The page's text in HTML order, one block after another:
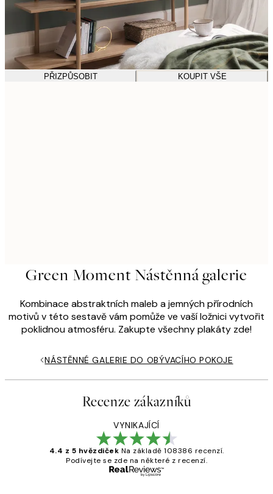
PŘIZPŮSOBIT KOUPIT VŠE
Green Moment Nástěnná galerie
Kombinace abstraktních maleb a jemných přírodních
motivů v této sestavě vám pomůže ve vaší ložnici vytvořit
poklidnou atmosféru. Zakupte všechny plakáty zde!
NÁSTĚNNÉ GALERIE DO OBÝVACÍHO POKOJE
Recenze zákazníků
VYNIKAJÍCÍ
4.4 z 5 hvězdiček Na základě 108386 recenzí.
Podívejte se zde na některé z recenzí.